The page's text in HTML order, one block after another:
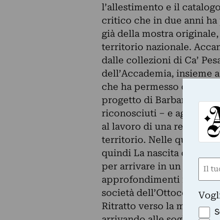
l’allestimento e il
critico che in due anni
già della mostra
territorio nazionale.
dalle collezioni di Ca’
dell’Accademia, insieme
che ha permesso di
progetto di Barbantini,
riconosciuti – e
al lavoro di una rete di
territorio. Nelle quattro
quindi La nascita di un
per arrivare in un lungo
approfondimenti
società dell’Ottocento,
Ritratto verso la
Nome